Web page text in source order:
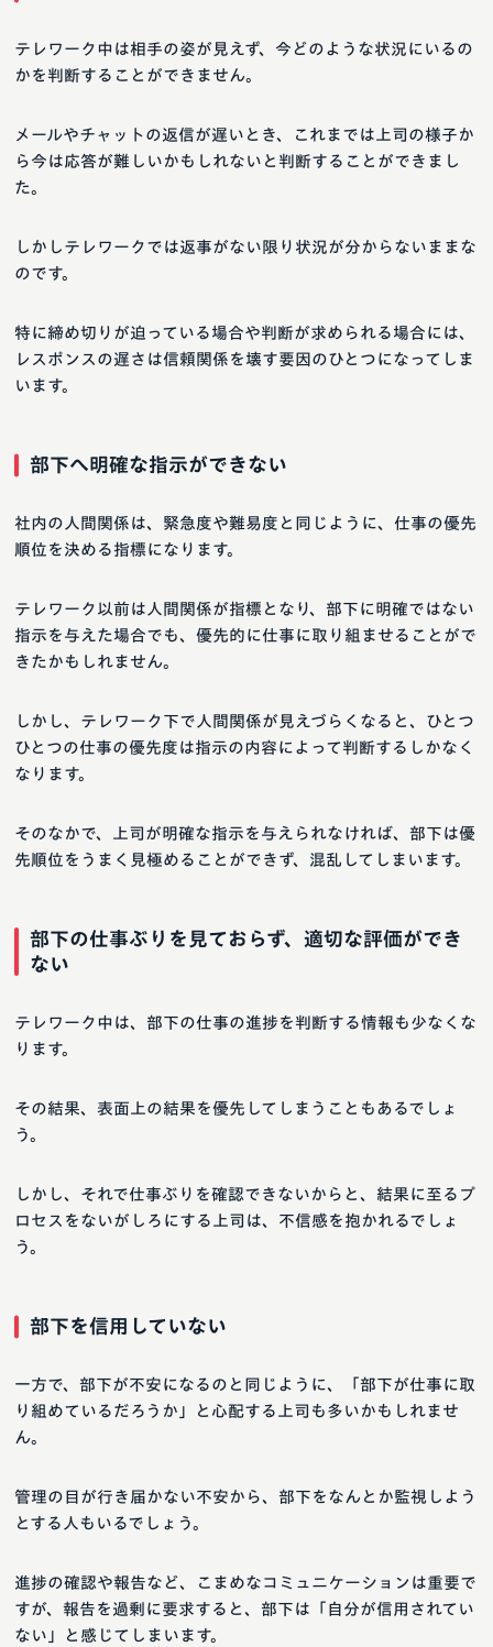
テレワーク中は相手の姿が見えず、今どのような状況にいるの
かを判断することができません。
メールやチャットの返信が遅いとき、これまでは上司の様子か
ら今は応答が難しいかもしれないと判断することができまし
た。
しかしテレワークでは返事がない限り状況が分からないままな
のです。
特に締め切りが迫っている場合や判断が求められる場合には、
レスポンスの遅さは信頼関係を壊す要因のひとつになってしま
います。
部下へ明確な指示ができない
社内の人間関係は、緊急度や難易度と同じように、仕事の優先
順位を決める指標になります。
テレワーク以前は人間関係が指標となり、部下に明確ではない
指示を与えた場合でも、優先的に仕事に取り組ませることがで
きたかもしれません。
しかし、テレワーク下で人間関係が見えづらくなると、ひとつ
ひとつの仕事の優先度は指示の内容によって判断するしかなく
なります。
そのなかで、上司が明確な指示を与えられなければ、部下は優
先順位をうまく見極めることができず、混乱してしまいます。
部下の仕事ぶりを見ておらず、適切な評価ができ
ない
テレワーク中は、部下の仕事の進捗を判断する情報も少なくな
ります。
その結果、表面上の結果を優先してしまうこともあるでしょ
う。
しかし、それで仕事ぶりを確認できないからと、結果に至るプ
ロセスをないがしろにする上司は、不信感を抱かれるでしょ
う。
部下を信用していない
一方で、部下が不安になるのと同じように、「部下が仕事に取
り組めているだろうか」と心配する上司も多いかもしれませ
ん。
管理の目が行き届かない不安から、部下をなんとか監視しよう
とする人もいるでしょう。
進捗の確認や報告など、こまめなコミュニケーションは重要で
すが、報告を過剰に要求すると、部下は「自分が信用されてい
ない」と感じてしまいます。